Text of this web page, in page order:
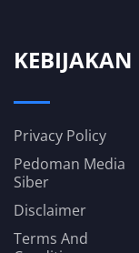
KEBIJAKAN
Privacy Policy
Pedoman Media
Siber
Disclaimer
Terms And